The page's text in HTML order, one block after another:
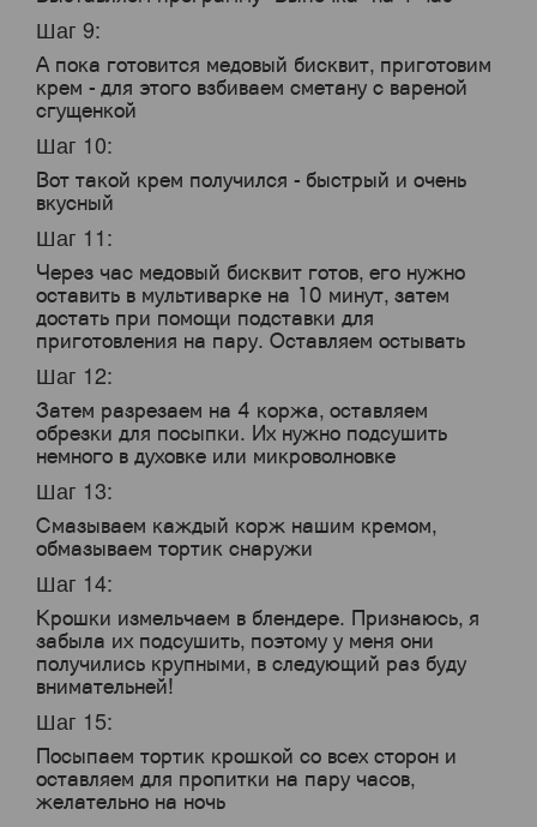
Шаг 9:
А пока готовится медовый бисквит, приготовим
крем - для этого взбиваем сметану с вареной
сгущенкой
Шаг 10:
Вот такой крем получился - быстрый и очень
вкусный
Шаг 11:
Через час медовый бисквит готов, его нужно
оставить в мультиварке на 10 минут, затем
достать при помощи подставки для
приготовления на пару. Оставляем остывать
Шаг 12:
Затем разрезаем на 4 коржа, оставляем
обрезки для посыпки. Их нужно подсушить
немного в духовке или микроволновке
Шаг 13:
Смазываем каждый корж нашим кремом,
обмазываем тортик снаружи
Шаг 14:
Крошки измельчаем в блендере. Признаюсь, я
забыла их подсушить, поэтому у меня они
получились крупными, в следующий раз буду
внимательней!
Шаг 15:
Посыпаем тортик крошкой со всех сторон и
оставляем для пропитки на пару часов,
желательно на ночь